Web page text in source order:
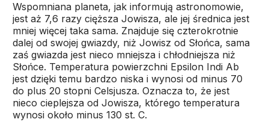
Wspomniana planeta, jak informują astronomowie,
jest aż 7,6 razy cięższa Jowisza, ale jej średnica jest
mniej więcej taka sama. Znajduje się czterokrotnie
dalej od swojej gwiazdy, niż Jowisz od Słońca, sama
zaś gwiazda jest nieco mniejsza i chłodniejsza niż
Słońce. Temperatura powierzchni Epsilon Indi Ab
jest dzięki temu bardzo niska i wynosi od minus 70
do plus 20 stopni Celsjusza. Oznacza to, że jest
nieco cieplejsza od Jowisza, którego temperatura
wynosi około minus 130 st. C.